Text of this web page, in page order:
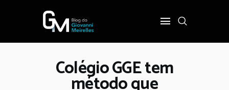
Colégio GGE tem
método que
INÍCIO
POLÍTICA